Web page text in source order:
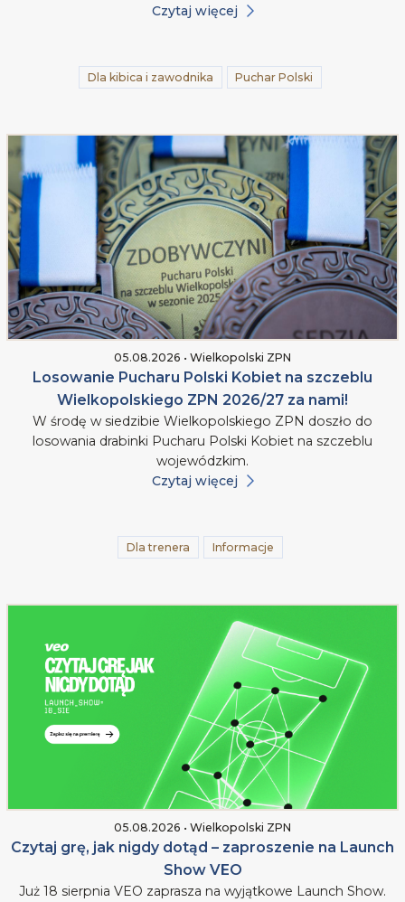
Czytaj więcej
Dla kibica i zawodnika Puchar Polski
05.08.2026 • Wielkopolski ZPN
Losowanie Pucharu Polski Kobiet na szczeblu
Wielkopolskiego ZPN 2026/27 za nami!
W środę w siedzibie Wielkopolskiego ZPN doszło do
losowania drabinki Pucharu Polski Kobiet na szczeblu
wojewódzkim.
Czytaj więcej
Dla trenera Informacje
05.08.2026 • Wielkopolski ZPN
Czytaj grę, jak nigdy dotąd – zaproszenie na Launch
Show VEO
Już 18 sierpnia VEO zaprasza na wyjątkowe Launch Show.